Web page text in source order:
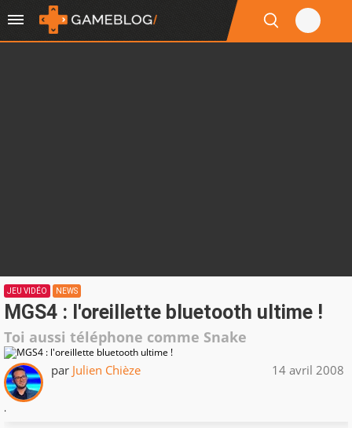
JEU VIDÉO NEWS
MGS4 : l'oreillette bluetooth ultime !
Toi aussi téléphone comme Snake
par Julien Chièze 14 avril 2008
.